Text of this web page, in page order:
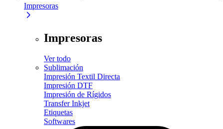
Impresoras
Impresoras
Ver todo
Sublimación
Impresión Textil Directa
Impresión DTF
Impresión de Rígidos
Transfer Inkjet
Etiquetas
Softwares